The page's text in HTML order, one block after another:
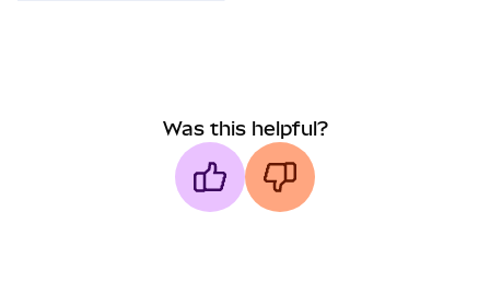
Was this helpful?